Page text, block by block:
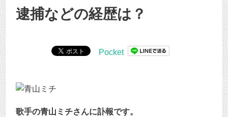
逮捕などの経歴は？
Pocket
歌手の青山ミチさんに訃報です。